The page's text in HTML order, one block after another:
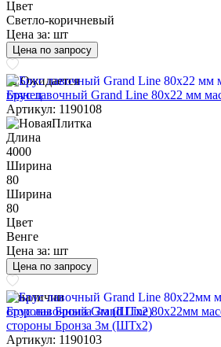
Цвет
Светло-коричневый
Цена за: шт
Цена по запросу
Ожидается
Брус лавочный Grand Line 80х22 мм
Артикул: 1190108
Длина
4000
Ширина
80
Ширина
80
Цвет
Венге
Цена за: шт
Цена по запросу
В наличии
Брус лавочный Grand Line 80х22мм
стороны Бронза 3м (ШТх2)
Артикул: 1190103